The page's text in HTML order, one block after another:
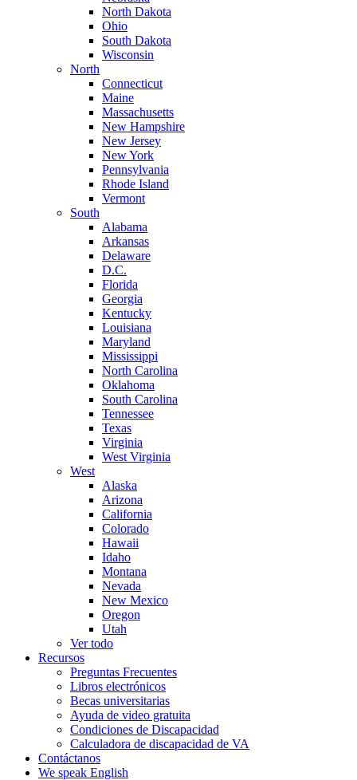
North Dakota
Ohio
South Dakota
Wisconsin
North
Connecticut
Maine
Massachusetts
New Hampshire
New Jersey
New York
Pennsylvania
Rhode Island
Vermont
South
Alabama
Arkansas
Delaware
D.C.
Florida
Georgia
Kentucky
Louisiana
Maryland
Mississippi
North Carolina
Oklahoma
South Carolina
Tennessee
Texas
Virginia
West Virginia
West
Alaska
Arizona
California
Colorado
Hawaii
Idaho
Montana
Nevada
New Mexico
Oregon
Utah
Ver todo
Recursos
Preguntas Frecuentes
Libros electrónicos
Becas universitarias
Ayuda de video gratuita
Condiciones de Discapacidad
Calculadora de discapacidad de VA
Contáctanos
We speak English